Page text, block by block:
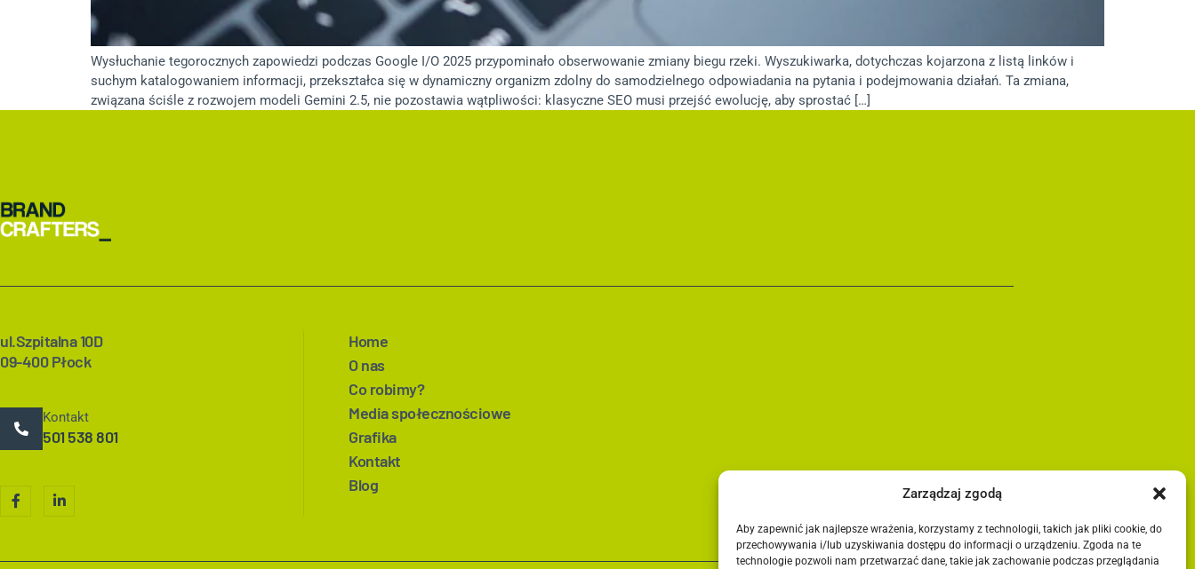
Zarządzaj zgodą
Aby zapewnić jak najlepsze wrażenia, korzystamy z technologii, takich jak pliki cookie, do
przechowywania i/lub uzyskiwania dostępu do informacji o urządzeniu. Zgoda na te
technologie pozwoli nam przetwarzać dane, takie jak zachowanie podczas przeglądania
Wysłuchanie tegorocznych zapowiedzi podczas Google I/O 2025 przypominało obserwowanie zmiany biegu rzeki. Wyszukiwarka, dotychczas kojarzona z listą linków i
suchym katalogowaniem informacji, przekształca się w dynamiczny organizm zdolny do samodzielnego odpowiadania na pytania i podejmowania działań. Ta zmiana,
związana ściśle z rozwojem modeli Gemini 2.5, nie pozostawia wątpliwości: klasyczne SEO musi przejść ewolucję, aby sprostać […]
ul.Szpitalna 10D
09-400 Płock
Kontakt
501 538 801
Home
O nas
Co robimy?
Media społecznościowe
Grafika
Kontakt
Blog